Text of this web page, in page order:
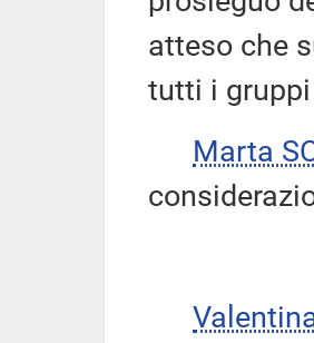
atteso che
tutti i
Marta